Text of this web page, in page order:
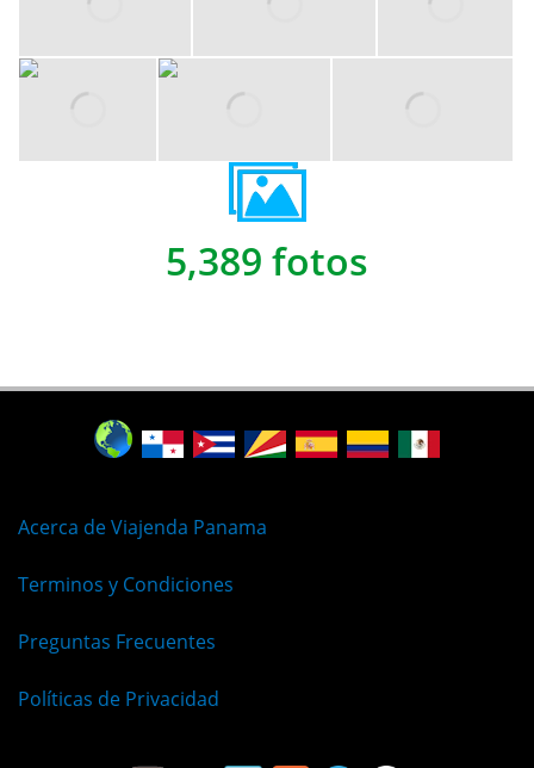
5,389 fotos
Acerca de Viajenda Panama
Terminos y Condiciones
Preguntas Frecuentes
Políticas de Privacidad